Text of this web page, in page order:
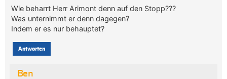
Wie beharrt Herr Arimont denn auf den Stopp???
Was unternimmt er denn dagegen?
Indem er es nur behauptet?
Antworten
Ben